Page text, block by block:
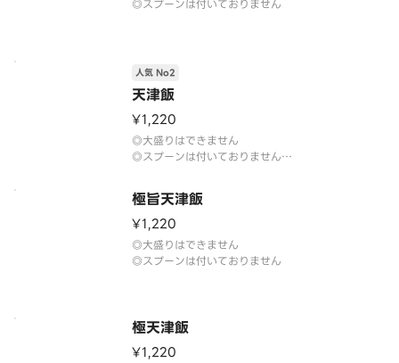
◎スプーンは付いておりません
天津飯
人気 No2
¥1,220
◎大盛りはできません
◎スプーンは付いておりません
極旨天津飯
¥1,220
◎大盛りはできません
極天津飯
¥1,220